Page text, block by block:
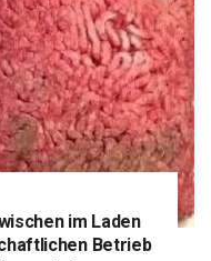
im Laden
Betrieb